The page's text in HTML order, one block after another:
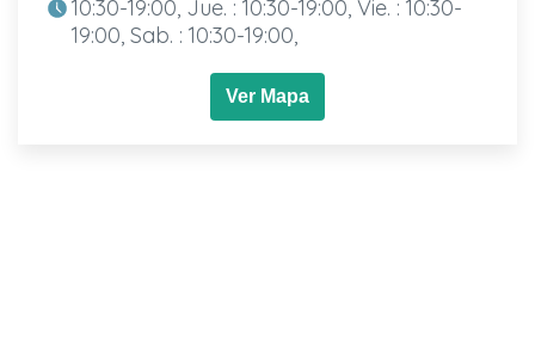
10:30-19:00, Jue. : 10:30-19:00, Vie. : 10:30-
19:00, Sab. : 10:30-19:00,
Ver Mapa